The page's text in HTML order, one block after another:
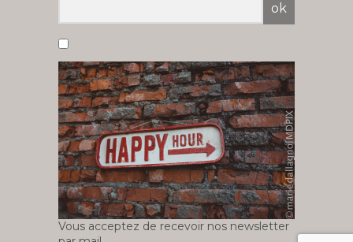
Vous acceptez de recevoir nos newsletter
ok